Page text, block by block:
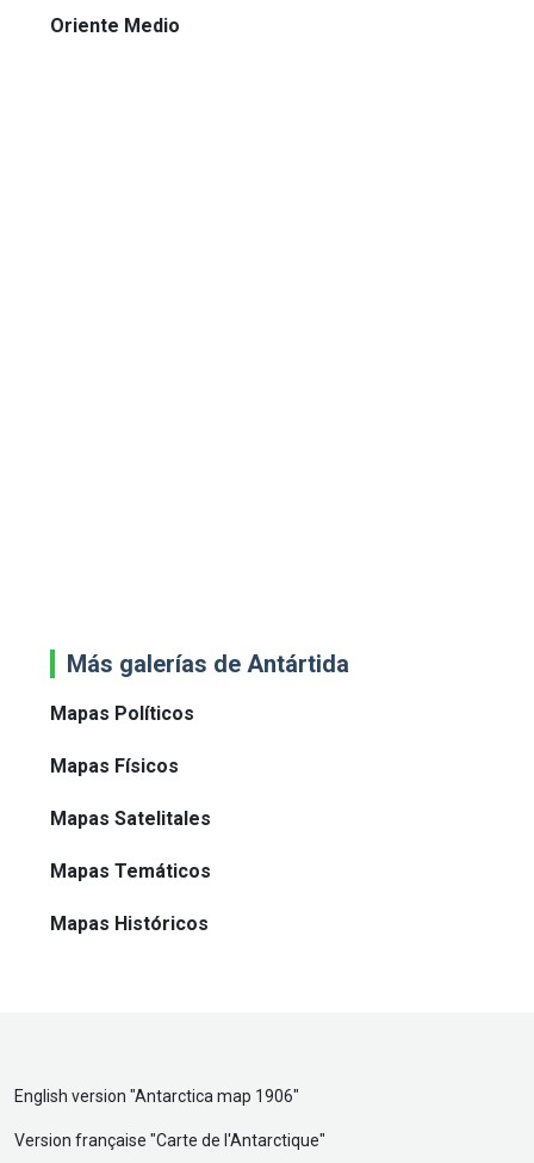
Oriente Medio
Más galerías de Antártida
Mapas Políticos
Mapas Físicos
Mapas Satelitales
Mapas Temáticos
Mapas Históricos
English version "Antarctica map 1906"
Version française "Carte de l'Antarctique"